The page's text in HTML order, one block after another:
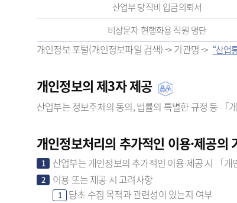
산업부 당직비 입금의뢰서
비상문자 현행화용 직원 명단
개인정보 포털(개인정보파일 검색) -> 기관명 -> “산업
개인정보의 제3자 제공
산업부는 정보주체의 동의, 법률의 특별한 규정 등 「
개인정보처리의 추가적인 이용·제공의
1 산업부는 개인정보의 추가적인 이용·제공 시 「
2 이용 또는 제공 시 고려사항
1 당초 수집 목적과 관련성이 있는지 여부